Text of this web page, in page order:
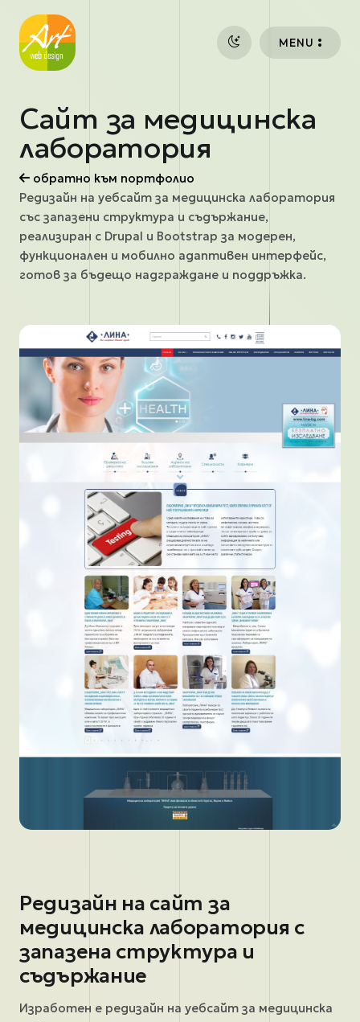
MENU
Сайт за медицинска
лаборатория
обратно към портфолио
Редизайн на уебсайт за медицинска лаборатория
със запазени структура и съдържание,
реализиран с Drupal и Bootstrap за модерен,
функционален и мобилно адаптивен интерфейс,
готов за бъдещо надграждане и поддръжка.
Редизайн на сайт за
медицинска лаборатория с
запазена структура и
съдържание
Изработен е редизайн на уебсайт за медицинска